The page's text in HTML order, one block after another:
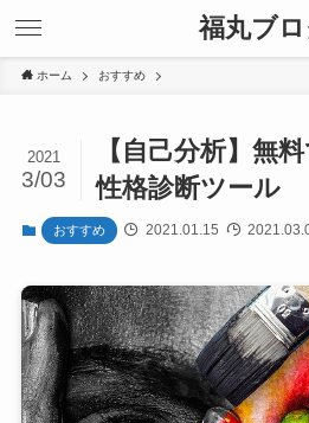
福丸ブ
ホーム おすすめ
【自己分析】無
性格診断ツール
2021
3/03
おすすめ 2021.01.15